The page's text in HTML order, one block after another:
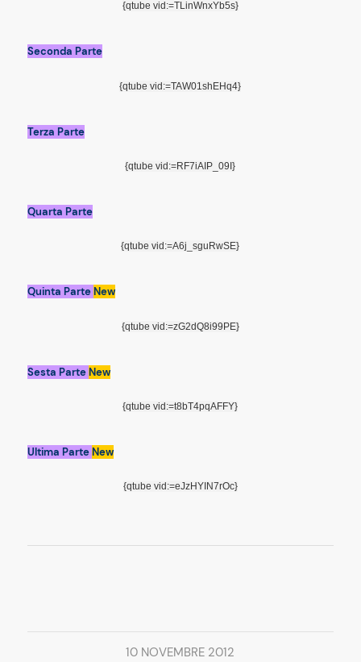
{qtube vid:=TLinWnxYb5s}
Seconda Parte
{qtube vid:=TAW01shEHq4}
Terza Parte
{qtube vid:=RF7iAIP_09I}
Quarta Parte
{qtube vid:=A6j_sguRwSE}
Quinta ParteNew
{qtube vid:=zG2dQ8i99PE}
Sesta ParteNew
{qtube vid:=t8bT4pqAFFY}
Ultima ParteNew
{qtube vid:=eJzHYIN7rOc}
10 NOVEMBRE 2012